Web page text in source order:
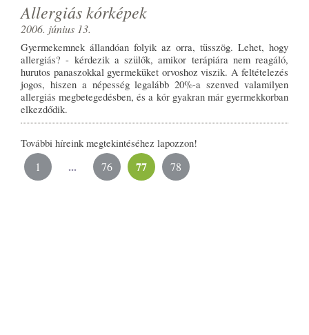
Allergiás kórképek
2006. június 13.
Gyermekemnek állandóan folyik az orra, tüsszög. Lehet, hogy
allergiás? - kérdezik a szülők, amikor terápiára nem reagáló,
hurutos panaszokkal gyermeküket orvoshoz viszik. A feltételezés
jogos, hiszen a népesség legalább 20%-a szenved valamilyen
allergiás megbetegedésben, és a kór gyakran már gyermekkorban
elkezdődik.
További híreink megtekintéséhez lapozzon!
1 ... 76 77 78